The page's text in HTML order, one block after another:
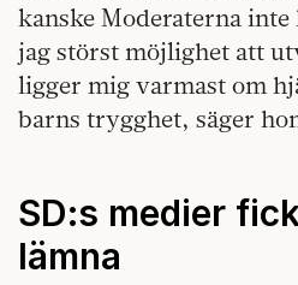
kanske Moderaterna
jag störst möjlighet att
ligger mig varmast om
barns trygghet, säger
SD:s medier
lämna